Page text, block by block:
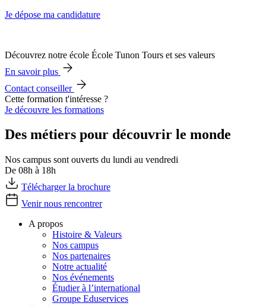
Je dépose ma candidature
Découvrez notre école École Tunon Tours et ses valeurs
En savoir plus
Contact conseiller
Cette formation t'intéresse ?
Je découvre les formations
Des métiers pour découvrir le monde
Nos campus sont ouverts du lundi au vendredi
De 08h à 18h
Télécharger la brochure
Venir nous rencontrer
A propos
Histoire & Valeurs
Nos campus
Nos partenaires
Notre actualité
Nos événements
Étudier à l’international
Groupe Eduservices